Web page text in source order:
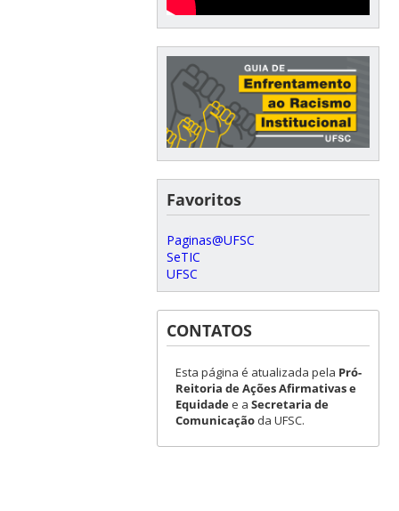
Favoritos
Paginas@UFSC
SeTIC
UFSC
CONTATOS
Esta página é atualizada pela Pró-
Reitoria de Ações Afirmativas e
Equidadee a Secretaria de
Comunicaçãoda UFSC.